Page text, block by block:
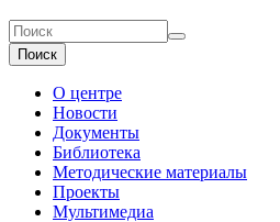
Поиск
О центре
Новости
Документы
Библиотека
Методические материалы
Проекты
Мультимедиа